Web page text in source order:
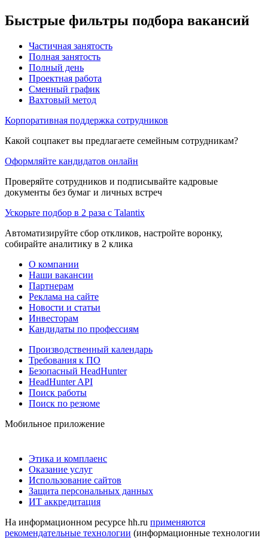
Быстрые фильтры подбора вакансий
Частичная занятость
Полная занятость
Полный день
Проектная работа
Сменный график
Вахтовый метод
Корпоративная поддержка сотрудников
Какой соцпакет вы предлагаете семейным сотрудникам?
Оформляйте кандидатов онлайн
Проверяйте сотрудников и подписывайте кадровые
документы без бумаг и личных встреч
Ускорьте подбор в 2 раза с Talantix
Автоматизируйте сбор откликов, настройте воронку,
собирайте аналитику в 2 клика
О компании
Наши вакансии
Партнерам
Реклама на сайте
Новости и статьи
Инвесторам
Кандидаты по профессиям
Производственный календарь
Требования к ПО
Безопасный HeadHunter
HeadHunter API
Поиск работы
Поиск по резюме
Мобильное приложение
Этика и комплаенс
Оказание услуг
Использование сайтов
Защита персональных данных
ИТ аккредитация
На информационном ресурсе hh.ru применяются
рекомендательные технологии (информационные технологии